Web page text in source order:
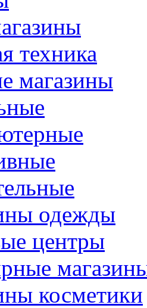
техника
магазины
одежды
центры
косметики